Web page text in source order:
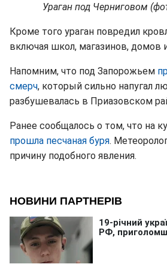
Ураган под Черниговом
Кроме того ураган повредил
включая школ, магазинов, домов
Напомним, что под Запорожьем
смерч, который сильно напугал
разбушевалась в Приазовском
Ранее сообщалось о том, что на
прошла песчаная буря.
причину подобного явления.